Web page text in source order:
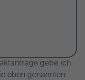
gebe ich
oben genannten